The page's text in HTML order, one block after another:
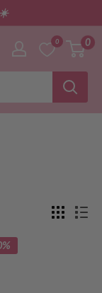
0 0